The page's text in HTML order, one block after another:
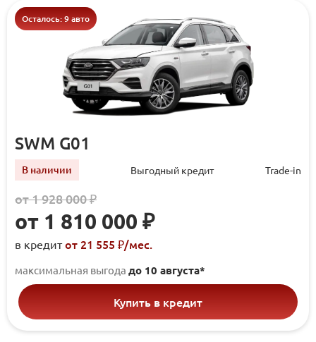
Осталось: 9 авто
SWM G01
В наличии Выгодный кредит Trade-in
от 1 928 000 ₽
от 1 810 000 ₽
в кредитот 21 555 ₽/мec.
максимальная выгода до 10 августа*
Купить в кредит